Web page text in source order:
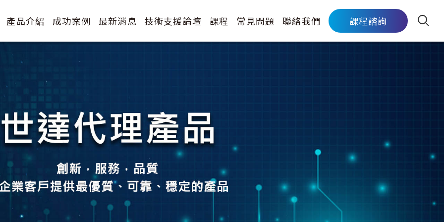
產品介紹 成功案例 最新消息 技術支援論壇 課程 常見問題 聯絡我們 課程諮詢